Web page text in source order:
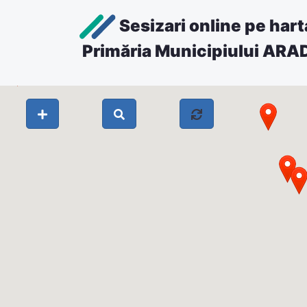
Sesizari online pe
Primăria Municipiului